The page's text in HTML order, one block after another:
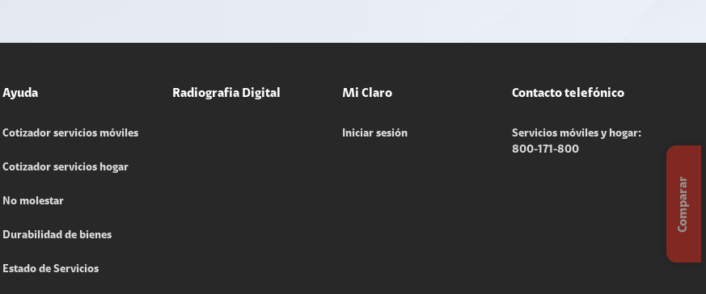
Ayuda
Cotizador servicios móviles
Cotizador servicios hogar
No molestar
Durabilidad de bienes
Estado de Servicios
Radiografia Digital Mi Claro
Iniciar sesión
Contacto telefónico
Servicios móviles y hogar:
800-171-800